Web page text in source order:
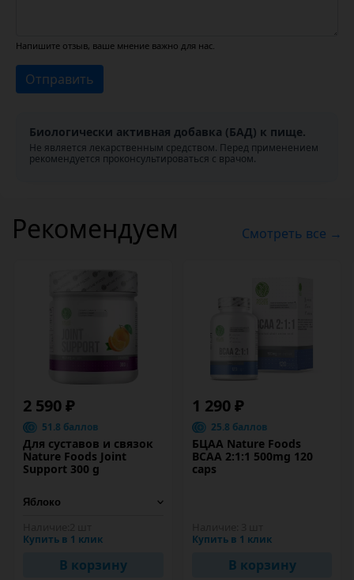
Напишите отзыв, ваше мнение важно для нас.
Отправить
Биологически активная добавка (БАД) к пище.
Не является лекарственным средством. Перед применением
рекомендуется проконсультироваться с врачом.
Рекомендуем Смотреть все →
2 590 ₽
51.8 баллов
Для суставов и связок
Nature Foods Joint
Support 300 g
Купить в 1 клик
В корзину
1 290 ₽
25.8 баллов
БЦАА Nature Foods
BCAA 2:1:1 500mg 120
caps
Купить в 1 клик
В корзину